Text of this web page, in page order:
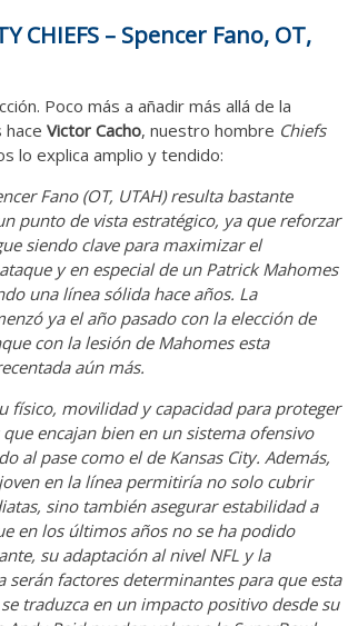
CHIEFS – Spencer Fano, OT,
Poco más a añadir más allá de la
haceVictor Cacho, nuestro hombre Chiefs
lo explica amplio y tendido:
Fano (OT, UTAH) resulta bastante
punto de vista estratégico, ya que reforzar
siendo clave para maximizar el
y en especial de un Patrick Mahomes
una línea sólida hace años. La
ya el año pasado con la elección de
con la lesión de Mahomes esta
aún más.
físico, movilidad y capacidad para proteger
encajan bien en un sistema ofensivo
al pase como el de Kansas City. Además,
en la línea permitiría no solo cubrir
sino también asegurar estabilidad a
en los últimos años no se ha podido
su adaptación al nivel NFL y la
serán factores determinantes para que esta
traduzca en un impacto positivo desde su